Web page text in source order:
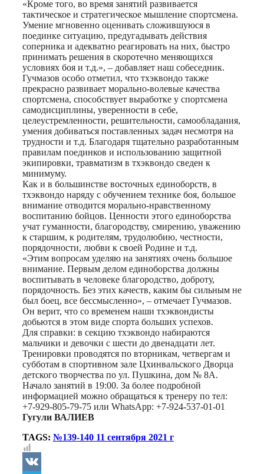
«Кроме того, во время занятий развивается
тактическое и стратегическое мышление спортсмена.
Умение мгновенно оценивать сложившуюся в
поединке ситуацию, предугадывать действия
соперника и адекватно реагировать на них, быстро
принимать решения в скоротечно меняющихся
условиях боя и т.д.», – добавляет наш собеседник.
Гучмазов особо отметил, что тхэквондо также
прекрасно развивает морально-волевые качества
спортсмена, способствует выработке у спортсмена
самодисциплины, уверенности в себе,
целеустремленности, решительности, самообладания,
умения добиваться поставленных задач несмотря на
трудности и т.д. Благодаря тщательно разработанным
правилам поединков и использованию защитной
экипировки, травматизм в тхэквондо сведен к
минимуму.
Как и в большинстве восточных единоборств, в
тхэквондо наряду с обучением технике боя, большое
внимание отводится морально-нравственному
воспитанию бойцов. Ценности этого единоборства
учат гуманности, благородству, смирению, уважению
к старшим, к родителям, трудолюбию, честности,
порядочности, любви к своей Родине и т.д.
«Этим вопросам уделяю на занятиях очень большое
внимание. Первым делом единоборства должны
воспитывать в человеке благородство, доброту,
порядочность. Без этих качеств, каким бы сильным не
был боец, все бессмысленно», – отмечает Гучмазов.
Он верит, что со временем наши тхэквондисты
добьются в этом виде спорта больших успехов.
Для справки: в секцию тхэквондо набираются
мальчики и девочки с шести до двенадцати лет.
Тренировки проводятся по вторникам, четвергам и
субботам в спортивном зале Цхинвальского Дворца
детского творчества по ул. Пушкина, дом № 8А.
Начало занятий в 19:00. За более подробной
информацией можно обращаться к тренеру по тел:
+7-929-805-79-75 или WhatsApp: +7-924-537-01-01
Гугули ВАЛИЕВ
TAGS: №139-140 11 сентября 2021 г